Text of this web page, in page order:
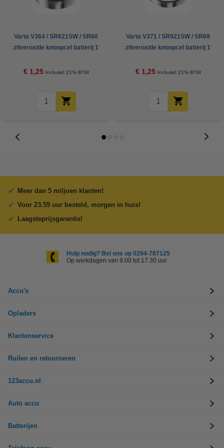
Varta V364 / SR621SW / SR60
zilveroxide knoopcel batterij 1
€ 1,25 Inclusief 21% BTW
Varta V371 / SR921SW / SR69
zilveroxide knoopcel batterij 1
€ 1,25 Inclusief 21% BTW
Meer dan 5 miljoen klanten!
Voor 23.59 uur besteld, morgen in huis!
Laagsteprijsgarantie!
Hulp nodig? Bel ons op 0294-787125
Op werkdagen van 9.00 tot 17.30 uur
Accu's
Opladers
Klantenservice
Ruilen en retourneren
123accu.nl
Auto accu
Batterijen